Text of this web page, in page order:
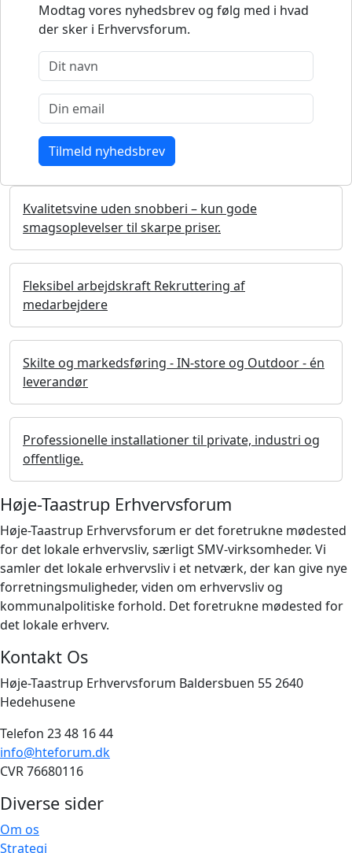
Modtag vores nyhedsbrev og følg med i hvad
der sker i Erhvervsforum.
Kvalitetsvine uden snobberi – kun gode
smagsoplevelser til skarpe priser.
Fleksibel arbejdskraft Rekruttering af
medarbejdere
Skilte og markedsføring - IN-store og Outdoor - én
leverandør
Professionelle installationer til private, industri og
offentlige.
Høje-Taastrup Erhvervsforum
Høje-Taastrup Erhvervsforum er det foretrukne mødested
for det lokale erhvervsliv, særligt SMV-virksomheder. Vi
samler det lokale erhvervsliv i et netværk, der kan give nye
forretningsmuligheder, viden om erhvervsliv og
kommunalpolitiske forhold. Det foretrukne mødested for
det lokale erhverv.
Kontakt Os
Høje-Taastrup Erhvervsforum Baldersbuen 55 2640
Hedehusene
Telefon 23 48 16 44
info@hteforum.dk
CVR 76680116
Diverse sider
Om os
Strategi